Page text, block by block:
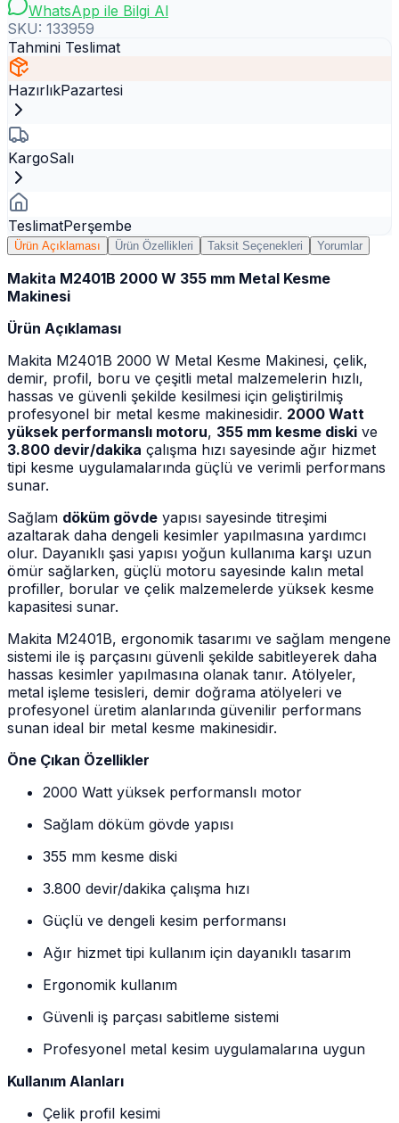
WhatsApp ile Bilgi Al
SKU: 133959
Tahmini Teslimat
HazırlıkPazartesi
KargoSalı
TeslimatPerşembe
Ürün Açıklaması Ürün Özellikleri Taksit Seçenekleri Yorumlar
Makita M2401B 2000 W 355 mm Metal Kesme
Makinesi
Ürün Açıklaması
Makita M2401B 2000 W Metal Kesme Makinesi, çelik,
demir, profil, boru ve çeşitli metal malzemelerin hızlı,
hassas ve güvenli şekilde kesilmesi için geliştirilmiş
profesyonel bir metal kesme makinesidir. 2000 Watt
yüksek performanslı motoru, 355 mm kesme diski ve
3.800 devir/dakika çalışma hızı sayesinde ağır hizmet
tipi kesme uygulamalarında güçlü ve verimli performans
sunar.
Sağlam döküm gövde yapısı sayesinde titreşimi
azaltarak daha dengeli kesimler yapılmasına yardımcı
olur. Dayanıklı şasi yapısı yoğun kullanıma karşı uzun
ömür sağlarken, güçlü motoru sayesinde kalın metal
profiller, borular ve çelik malzemelerde yüksek kesme
kapasitesi sunar.
Makita M2401B, ergonomik tasarımı ve sağlam mengene
sistemi ile iş parçasını güvenli şekilde sabitleyerek daha
hassas kesimler yapılmasına olanak tanır. Atölyeler,
metal işleme tesisleri, demir doğrama atölyeleri ve
profesyonel üretim alanlarında güvenilir performans
sunan ideal bir metal kesme makinesidir.
Öne Çıkan Özellikler
2000 Watt yüksek performanslı motor
Sağlam döküm gövde yapısı
355 mm kesme diski
3.800 devir/dakika çalışma hızı
Güçlü ve dengeli kesim performansı
Ağır hizmet tipi kullanım için dayanıklı tasarım
Ergonomik kullanım
Güvenli iş parçası sabitleme sistemi
Profesyonel metal kesim uygulamalarına uygun
Kullanım Alanları
Çelik profil kesimi